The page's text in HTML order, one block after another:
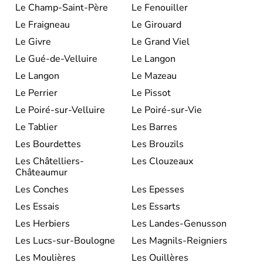
Le Champ-Saint-Père
Le Fenouiller
Le Fraigneau
Le Girouard
Le Givre
Le Grand Viel
Le Gué-de-Velluire
Le Langon
Le Langon
Le Mazeau
Le Perrier
Le Pissot
Le Poiré-sur-Velluire
Le Poiré-sur-Vie
Le Tablier
Les Barres
Les Bourdettes
Les Brouzils
Les Châtelliers-
Châteaumur
Les Clouzeaux
Les Conches
Les Epesses
Les Essais
Les Essarts
Les Herbiers
Les Landes-Genusson
Les Lucs-sur-Boulogne
Les Magnils-Reigniers
Les Moulières
Les Ouillères